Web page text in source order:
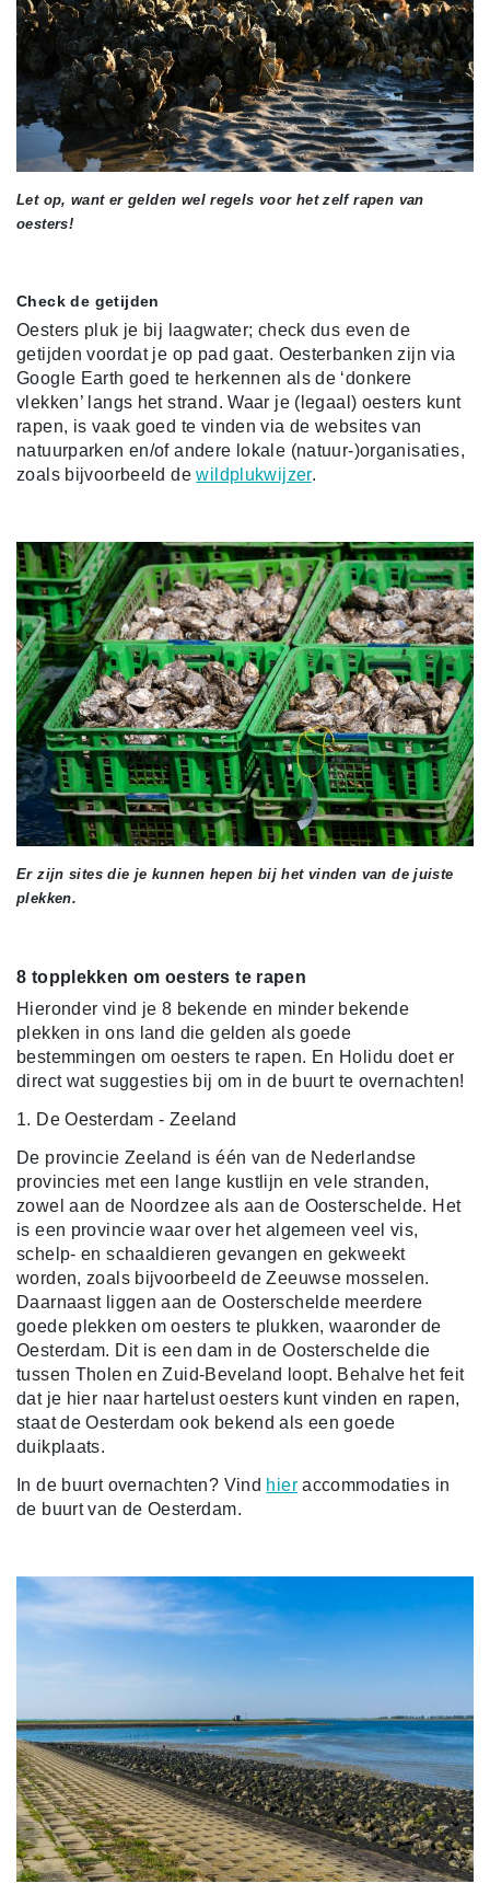
Let op, want er gelden wel regels voor het zelf rapen van
oesters!
Check de getijden
Oesters pluk je bij laagwater; check dus even de
getijden voordat je op pad gaat. Oesterbanken zijn via
Google Earth goed te herkennen als de ‘donkere
vlekken’ langs het strand. Waar je (legaal) oesters kunt
rapen, is vaak goed te vinden via de websites van
natuurparken en/of andere lokale (natuur-)organisaties,
zoals bijvoorbeeld dewildplukwijzer.
Er zijn sites die je kunnen hepen bij het vinden van de juiste
plekken.
8 topplekken om oesters te rapen
Hieronder vind je 8 bekende en minder bekende
plekken in ons land die gelden als goede
bestemmingen om oesters te rapen. En Holidu doet er
direct wat suggesties bij om in de buurt te overnachten!
1. De Oesterdam - Zeeland
De provincie Zeeland is één van de Nederlandse
provincies met een lange kustlijn en vele stranden,
zowel aan de Noordzee als aan de Oosterschelde. Het
is een provincie waar over het algemeen veel vis,
schelp- en schaaldieren gevangen en gekweekt
worden, zoals bijvoorbeeld de Zeeuwse mosselen.
Daarnaast liggen aan de Oosterschelde meerdere
goede plekken om oesters te plukken, waaronder de
Oesterdam. Dit is een dam in de Oosterschelde die
tussen Tholen en Zuid-Beveland loopt. Behalve het feit
dat je hier naar hartelust oesters kunt vinden en rapen,
staat de Oesterdam ook bekend als een goede
duikplaats.
In de buurt overnachten? Vind hieraccommodaties in
de buurt van de Oesterdam.